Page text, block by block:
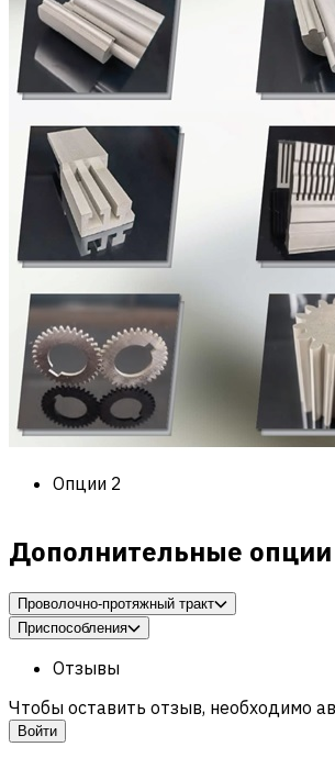
Опции 2
Дополнительные опции
Проволочно-протяжный тракт
Приспособления
Отзывы
Чтобы оставить отзыв, необходимо
Войти